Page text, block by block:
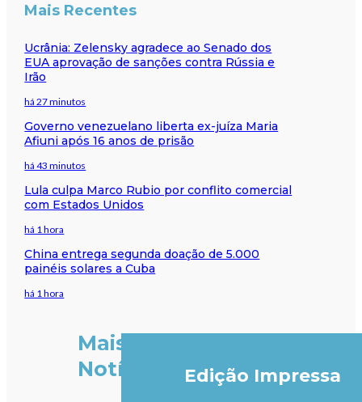
Mais Recentes
Ucrânia: Zelensky agradece ao Senado dos
EUA aprovação de sanções contra Rússia e
Irão
há 27 minutos
Governo venezuelano liberta ex-juíza Maria
Afiuni após 16 anos de prisão
há 43 minutos
Lula culpa Marco Rubio por conflito comercial
com Estados Unidos
há 1 hora
China entrega segunda doação de 5.000
painéis solares a Cuba
há 1 hora
Mais
Notícias
Edição Impressa